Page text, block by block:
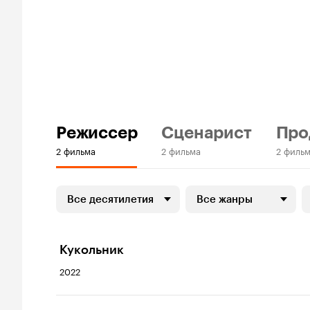
Режиссер
2 фильма
Сценарист
2 фильма 2
Все десятилетия Все жанры
Кукольник
2022